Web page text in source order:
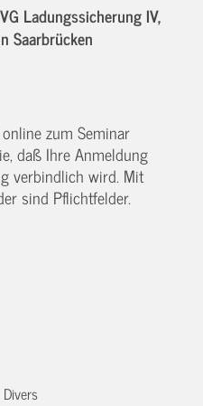
Ladungssicherung IV,
Saarbrücken
zum Seminar
daß Ihre Anmeldung
verbindlich wird. Mit
sind Pflichtfelder.
Divers